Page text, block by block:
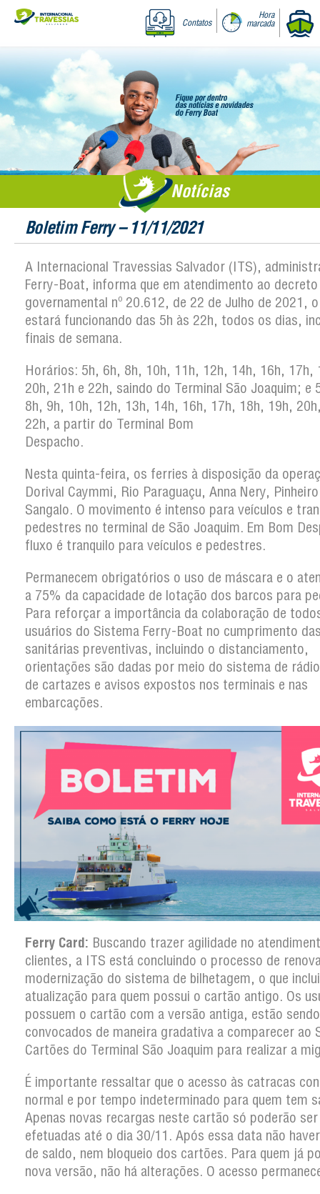
Contatos
Hora
marcada
Notícias
Boletim Ferry – 11/11/2021
A Internacional Travessias Salvador (ITS),
Ferry-Boat, informa que em atendimento ao decreto
governamental nº 20.612, de 22 de Julho de 2021,
estará funcionando das 5h às 22h, todos os dias,
finais de semana.
Horários: 5h, 6h, 8h, 10h, 11h, 12h, 14h, 16h, 17h,
20h, 21h e 22h, saindo do Terminal São Joaquim; e
8h, 9h, 10h, 12h, 13h, 14h, 16h, 17h, 18h, 19h,
22h, a partir do Terminal Bom
Despacho.
Nesta quinta-feira, os ferries à disposição da
Dorival Caymmi, Rio Paraguaçu, Anna Nery,
Sangalo. O movimento é intenso para veículos e
pedestres no terminal de São Joaquim. Em Bom
fluxo é tranquilo para veículos e pedestres.
Permanecem obrigatórios o uso de máscara e o
a 75% da capacidade de lotação dos barcos para
Para reforçar a importância da colaboração de
usuários do Sistema Ferry-Boat no cumprimento
sanitárias preventivas, incluindo o distanciamento,
orientações são dadas por meio do sistema de
de cartazes e avisos expostos nos terminais e nas
embarcações.
Ferry Card: Buscando trazer agilidade no
clientes, a ITS está concluindo o processo de
modernização do sistema de bilhetagem, o que
atualização para quem possui o cartão antigo. Os
possuem o cartão com a versão antiga, estão sendo
convocados de maneira gradativa a comparecer ao
Cartões do Terminal São Joaquim para realizar a
É importante ressaltar que o acesso às catracas
normal e por tempo indeterminado para quem tem
Apenas novas recargas neste cartão só poderão ser
efetuadas até o dia 30/11. Após essa data não
de saldo, nem bloqueio dos cartões. Para quem já
nova versão, não há alterações. O acesso